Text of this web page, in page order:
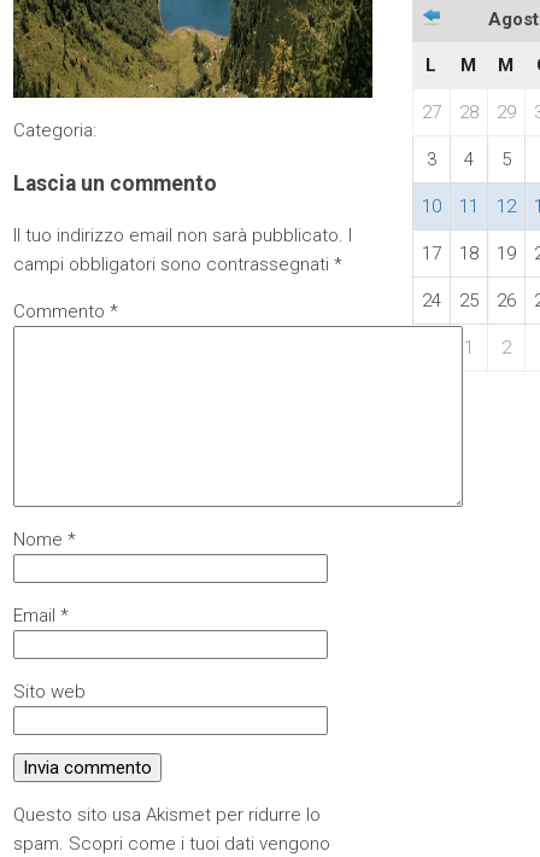
Categoria:
Lascia un commento
Il tuo indirizzo email non sarà pubblicato. I
campi obbligatori sono contrassegnati*
Commento*
Nome*
Email*
Sito web
Questo sito usa Akismet per ridurre lo
spam. Scopri come i tuoi dati vengono
L M M
27 28 29
3 4 5
10 11 12
17 18 19
24 25 26
1 2